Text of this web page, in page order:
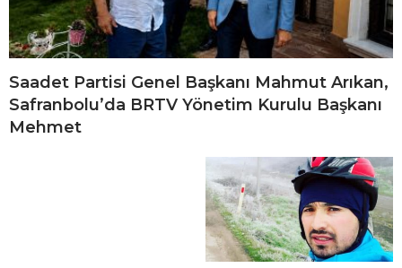
Saadet Partisi Genel Başkanı Mahmut Arıkan,
Safranbolu’da BRTV Yönetim Kurulu Başkanı
Mehmet